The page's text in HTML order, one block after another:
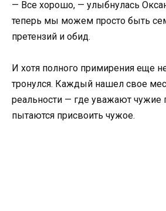
— Все хорошо, — улыбнулась
теперь мы можем просто быть
претензий и обид.
И хотя полного примирения еще
тронулся. Каждый нашел свое
реальности — где уважают чужие
пытаются присвоить чужое.